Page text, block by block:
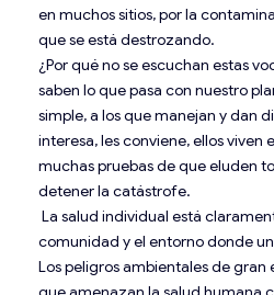
en muchos sitios, por la
que se está destrozando.
¿Por qué no se escuchan estas
saben lo que pasa con nuestro
simple, a los que manejan y dan
interesa, les conviene, ellos viven
muchas pruebas de que eluden
detener la catástrofe.
La salud individual está
comunidad y el entorno donde
Los peligros ambientales de gran